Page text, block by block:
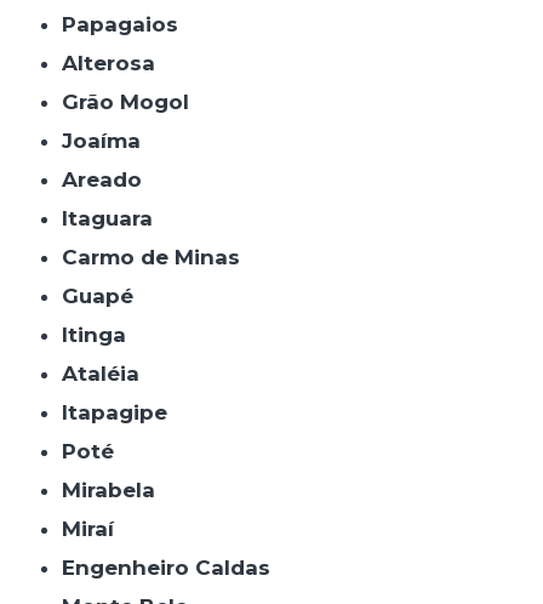
Papagaios
Alterosa
Grão Mogol
Joaíma
Areado
Itaguara
Carmo de Minas
Guapé
Itinga
Ataléia
Itapagipe
Poté
Mirabela
Miraí
Engenheiro Caldas